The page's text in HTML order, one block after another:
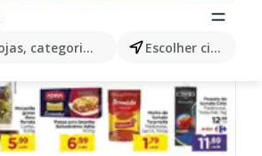
categorias,produtos... Escolher cidade